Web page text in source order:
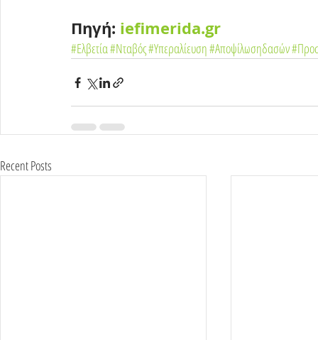
Πηγή: iefimerida.gr
#Ελβετία#Νταβός#Υπεραλίευση#Αποψίλωσηδασών
Recent Posts